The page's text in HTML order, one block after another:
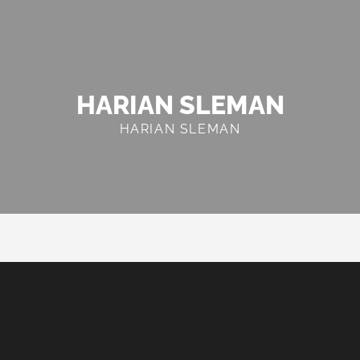
HARIAN SLEMAN
HARIAN SLEMAN